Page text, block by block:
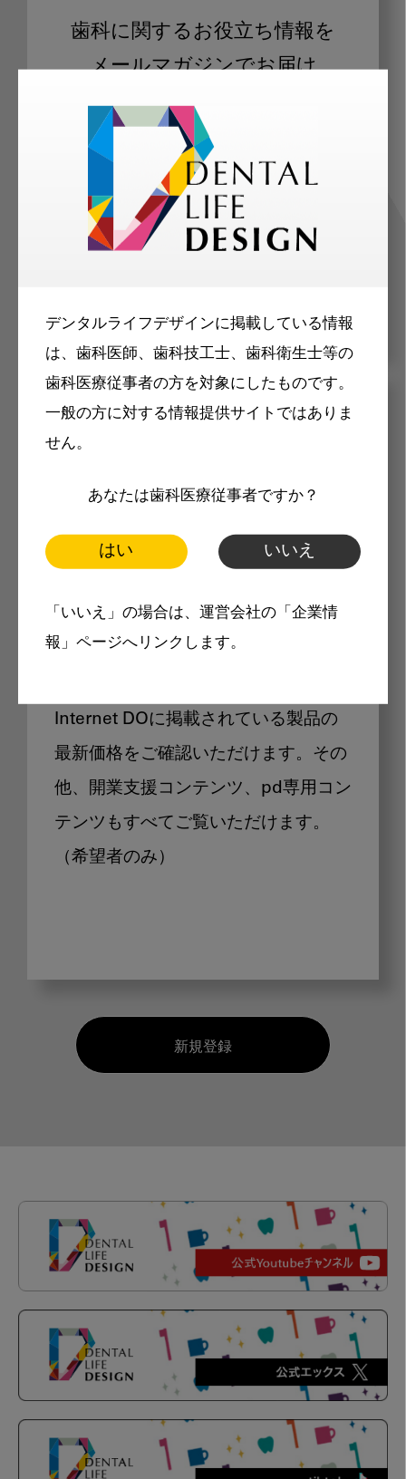
デンタルライフデザインに掲載している情報
は、歯科医師、歯科技工士、歯科衛生士等の
歯科医療従事者の方を対象にしたものです。
一般の方に対する情報提供サイトではありま
せん。
あなたは歯科医療従事者ですか？
はい いいえ
「いいえ」の場合は、運営会社の「企業情
報」ページへリンクします。
歯科に関するお役立ち情報を
メールマガジンでお届け
ご登録いただいた職種（歯科医師、歯
科衛生士、歯科技工士）に合わせた内
容のメールマガジンをお届けします。
メリット
製品価格も閲覧可能
Internet DOに掲載されている製品の
最新価格をご確認いただけます。その
他、開業支援コンテンツ、pd専用コン
テンツもすべてご覧いただけます。
（希望者のみ）
新規登録